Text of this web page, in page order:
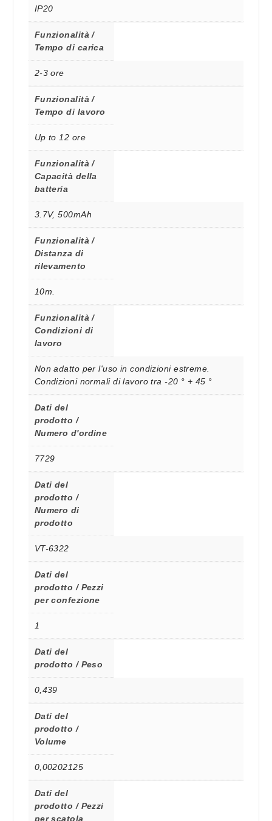
IP20
Funzionalità /
Tempo di carica
2-3 ore
Funzionalità /
Tempo di lavoro
Up to 12 ore
Funzionalità /
Capacità della
batteria
3.7V, 500mAh
Funzionalità /
Distanza di
rilevamento
10m.
Funzionalità /
Condizioni di
lavoro
Non adatto per l'uso in condizioni estreme.
Condizioni normali di lavoro tra -20 ° + 45 °
Dati del
prodotto /
Numero d'ordine
7729
Dati del
prodotto /
Numero di
prodotto
VT-6322
Dati del
prodotto / Pezzi
per confezione
1
Dati del
prodotto / Peso
0,439
Dati del
prodotto /
Volume
0,00202125
Dati del
prodotto / Pezzi
per scatola